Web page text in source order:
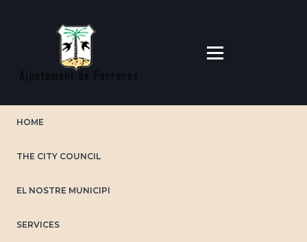
HOME
THE CITY COUNCIL
EL NOSTRE MUNICIPI
SERVICES